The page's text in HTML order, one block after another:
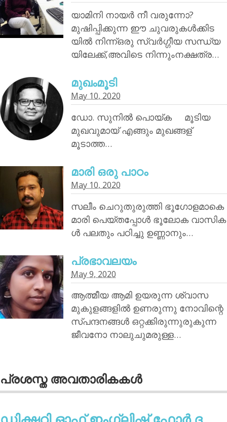
യാമിനി നായര്‍ നീ വരുന്നോ?
മുഷിപ്പിക്കുന്ന ഈ ചുവരുകൾക്കിട
യിൽ നിന്ന്ഒരു സ്വർഗ്ഗീയ സന്ധ്യ
യിലേക്ക്,അവിടെ നിന്നുംനക്ഷത്ര…
മുഖംമൂടി
May 10, 2020
ഡോ. സുനിൽ പൊയ്‌ക മൂടിയ
മുഖവുമായ് എങ്ങും മുഖങ്ങള്
മൂടാത്ത…
മാരി ഒരു പാഠം
May 10, 2020
സലീം ചെറുതുരുത്തി ഭൂഗോളമാകെ
മാരി പെയ്തപ്പോൾ ഭൂലോക വാസിക
ൾ പലതും പഠിച്ചു ഉണ്ണാനും…
പ്രഭാവലയം
May 9, 2020
ആത്മീയ ആമി ഉയരുന്ന ശ്വാസ
മുകുളങ്ങളിൽ ഉണരുന്നു നോവിന്റെ
സ്പന്ദനങ്ങൾ ഒറ്റക്കിരുന്നുരുകുന്ന
ജീവനോ നാലുചുമരുള്ള…
പ്രശസ്ത അവതാരികകള്‍